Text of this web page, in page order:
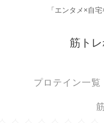
「エンタメ×自
筋ト
プロテイン一覧